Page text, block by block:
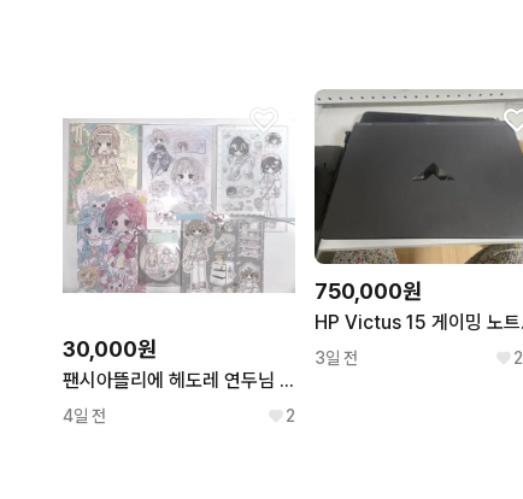
30,000원
팬시아뜰리에 헤도레 연두님 굿즈 일괄
4일 전 2
750,000원
HP
3일 전 2